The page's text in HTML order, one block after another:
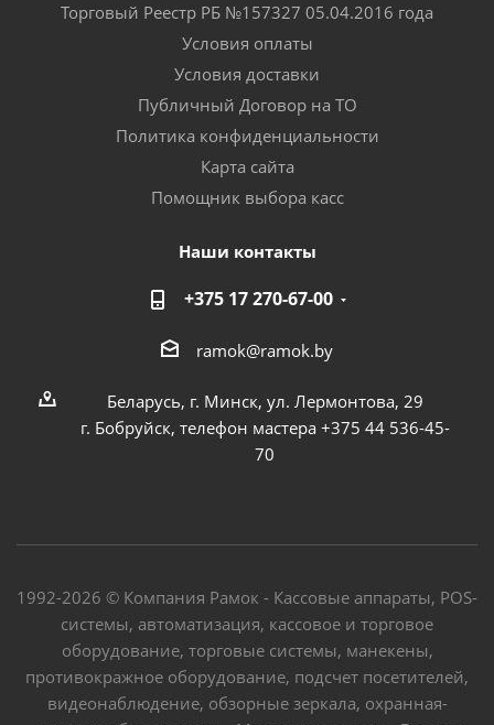
Торговый Реестр РБ №157327 05.04.2016 года
Условия оплаты
Условия доставки
Публичный Договор на ТО
Политика конфиденциальности
Карта сайта
Помощник выбора касс
Наши контакты
+375 17 270-67-00
ramok@ramok.by
Беларусь, г. Минск, ул. Лермонтова, 29
г. Бобруйск, телефон мастера +375 44 536-45-
70
1992-2026 © Компания Рамок - Кассовые аппараты, POS-
системы, автоматизация, кассовое и торговое
оборудование, торговые системы, манекены,
противокражное оборудование, подсчет посетителей,
видеонаблюдение, обзорные зеркала, охранная-